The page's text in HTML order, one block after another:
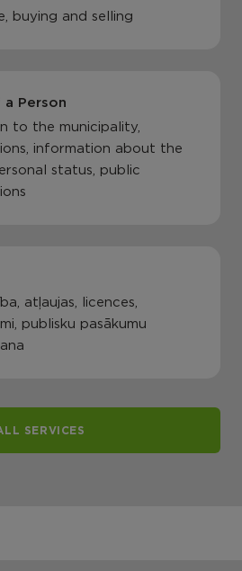
buying and selling
a Person
to the municipality,
information about the
status, public
atļaujas, licences,
publisku pasākumu
SERVICES